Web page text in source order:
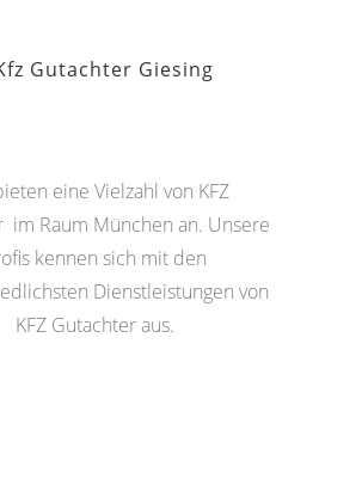
Gutachter Giesing
eine Vielzahl von KFZ
im Raum München an. Unsere
kennen sich mit den
Dienstleistungen von
KFZ Gutachter aus.